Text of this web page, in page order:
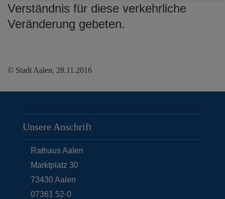
Verständnis für diese verkehrliche
Veränderung gebeten.
© Stadt Aalen, 28.11.2016
Unsere Anschrift
Rathaus Aalen
Marktplatz 30
73430Aalen
07361 52-0